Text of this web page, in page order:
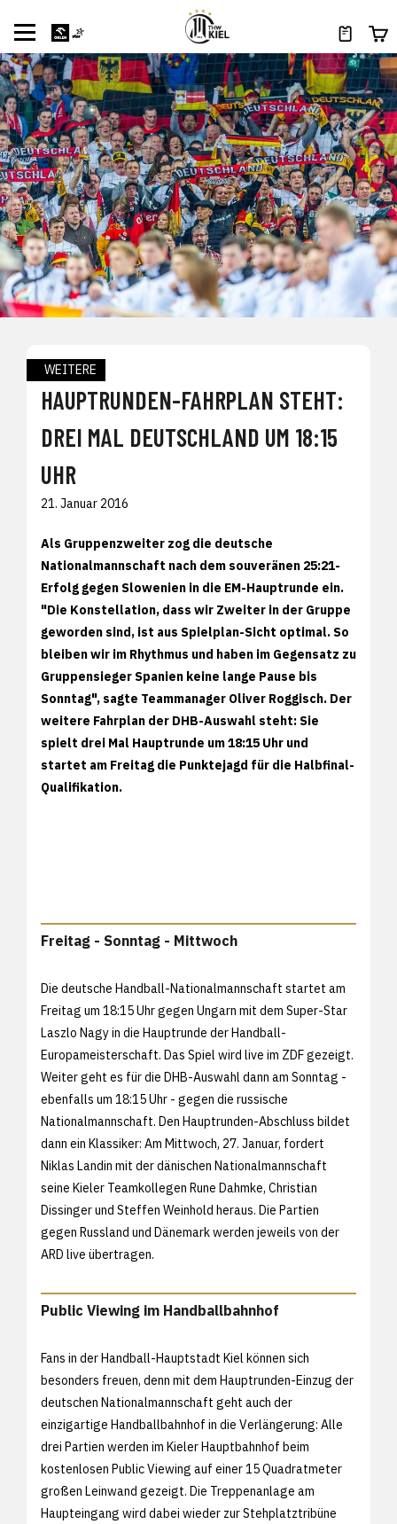
WEITERE
HAUPTRUNDEN-FAHRPLAN STEHT:
DREI MAL DEUTSCHLAND UM 18:15
UHR
21. Januar 2016
Als Gruppenzweiter zog die deutsche
Nationalmannschaft nach dem souveränen 25:21-
Erfolg gegen Slowenien in die EM-Hauptrunde ein.
"Die Konstellation, dass wir Zweiter in der Gruppe
geworden sind, ist aus Spielplan-Sicht optimal. So
bleiben wir im Rhythmus und haben im Gegensatz zu
Gruppensieger Spanien keine lange Pause bis
Sonntag", sagte Teammanager Oliver Roggisch. Der
weitere Fahrplan der DHB-Auswahl steht: Sie
spielt drei Mal Hauptrunde um 18:15 Uhr und
startet am Freitag die Punktejagd für die Halbfinal-
Qualifikation.
Freitag - Sonntag - Mittwoch
Die deutsche Handball-Nationalmannschaft startet am
Freitag um 18:15 Uhr gegen Ungarn mit dem Super-Star
Laszlo Nagy in die Hauptrunde der Handball-
Europameisterschaft. Das Spiel wird live im ZDF gezeigt.
Weiter geht es für die DHB-Auswahl dann am Sonntag -
ebenfalls um 18:15 Uhr - gegen die russische
Nationalmannschaft. Den Hauptrunden-Abschluss bildet
dann ein Klassiker: Am Mittwoch, 27. Januar, fordert
Niklas Landin mit der dänischen Nationalmannschaft
seine Kieler Teamkollegen Rune Dahmke, Christian
Dissinger und Steffen Weinhold heraus. Die Partien
gegen Russland und Dänemark werden jeweils von der
ARD live übertragen.
Public Viewing im Handballbahnhof
Fans in der Handball-Hauptstadt Kiel können sich
besonders freuen, denn mit dem Hauptrunden-Einzug der
deutschen Nationalmannschaft geht auch der
einzigartige Handballbahnhof in die Verlängerung: Alle
drei Partien werden im Kieler Hauptbahnhof beim
kostenlosen Public Viewing auf einer 15 Quadratmeter
großen Leinwand gezeigt. Die Treppenanlage am
Haupteingang wird dabei wieder zur Stehplatztribüne